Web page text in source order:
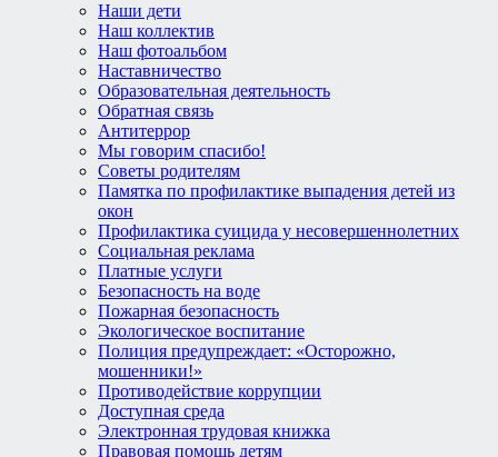
Наши дети
Наш коллектив
Наш фотоальбом
Наставничество
Образовательная деятельность
Обратная связь
Антитеррор
Мы говорим спасибо!
Советы родителям
Памятка по профилактике выпадения детей из
окон
Профилактика суицида у несовершеннолетних
Социальная реклама
Платные услуги
Безопасность на воде
Пожарная безопасность
Экологическое воспитание
Полиция предупреждает: «Осторожно,
мошенники!»
Противодействие коррупции
Доступная среда
Электронная трудовая книжка
Правовая помощь детям